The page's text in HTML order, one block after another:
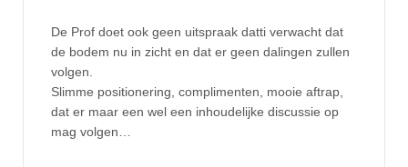
De Prof doet ook geen uitspraak datti verwacht dat
de bodem nu in zicht en dat er geen dalingen zullen
volgen.
Slimme positionering, complimenten, mooie aftrap,
dat er maar een wel een inhoudelijke discussie op
mag volgen…